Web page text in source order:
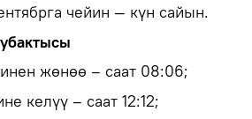
чейин — күн сайын.
жөнөө – саат 08:06;
келүү – саат 12:12;